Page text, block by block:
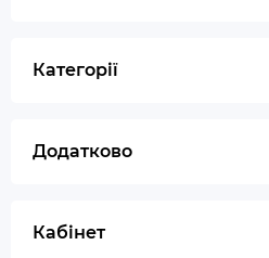
Категорії
Додатково
Кабінет